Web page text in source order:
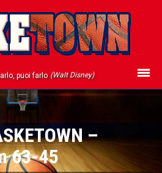
puoi farlo (Walt Disney)
–
63-45